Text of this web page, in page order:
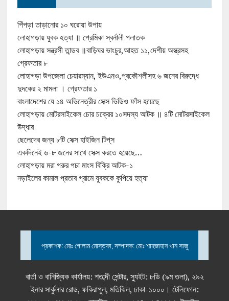
পিঁপড়া তাড়ানোর ১০ ঘরোয়া উপায়
লোহাগড়ায় যুবক হত্যা ॥ প্রেমিকা স্বর্নালী পলাতক
লোহাগড়ায় সন্ত্রসী তান্ডব ॥বাড়িঘর ভাংচুর,আহত ১১,দেশীয় অস্ত্রসহ
গ্রেফতার ৮
লোহাগড়া উপজেলা চেয়ারম্যান, ইউএনও,প্রকৌশলীসহ ৬ জনের বিরুদ্ধে
দুদকের ২ মামলা । গ্রেফতার ১
বাংলাদেশের যে ১৪ অভিনেত্রীর সেক্স ভিডিও ফাঁস হয়েছে
লোহাগড়ায় মোটরসাইকেল চোর চক্রের ১০সদস্য আটক ॥ ৪টি মোটরসাইকেল
উদ্ধার
ছেলেদের জন্য ৮টি সেক্স হাইজিন টিপ্‌স
একদিনেই ৬-৮ জনের সাথে সেক্স করতে হয়েছে…
লোহাগড়ায় মরা গরুর পচা মাংস বিক্রি আটক-১
নড়াইলের কামাল প্রতাব গ্রামে যুবককে কুপিয়ে হত্যা
প্রকাশক: মোঃ গোলাম মোস্তফা, সম্পাদক: মোঃ শাহজাহান খান সাজু
বার্তা ও বানিজ্যিক কার্যালয়: শতাব্দী সেন্টার, স্যুইট: ৮ডি (৯ম তলা), ২৯২
ইনার সার্কুলার রোড, ফকিরাপুল, মতিঝিল, ঢাকা-১০০০। টেলিফোন: